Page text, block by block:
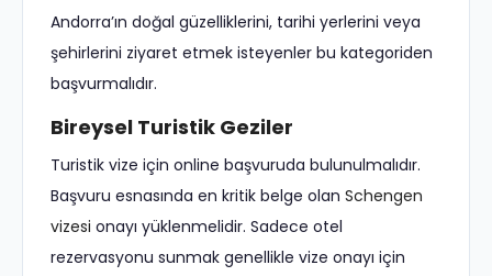
Andorra’ın doğal güzelliklerini, tarihi yerlerini veya
şehirlerini ziyaret etmek isteyenler bu kategoriden
başvurmalıdır.
Bireysel Turistik Geziler
Turistik vize için online başvuruda bulunulmalıdır.
Başvuru esnasında en kritik belge olan Schengen
vizesi onayı yüklenmelidir. Sadece otel
rezervasyonu sunmak genellikle vize onayı için